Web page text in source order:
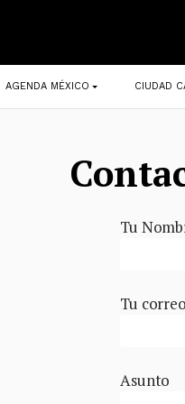
Navegación
AGENDA MÉXICO CIUDAD
Tu
Tu
Asunto